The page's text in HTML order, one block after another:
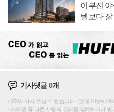
이부진
텔보다 잘
기사댓글0개
200자까지 쓰실 수 있습니다. (현재 0 byte / 최
저작권 등 다른 사람의 권리를 침해하거나